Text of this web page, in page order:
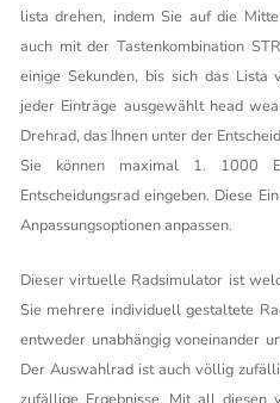
lista drehen, indem Sie auf die
auch mit der Tastenkombination
einige Sekunden, bis sich das
jeder Einträge ausgewählt head
Drehrad, das Ihnen unter der
Sie können maximal 1. 1000
Entscheidungsrad eingeben. Diese
Anpassungsoptionen anpassen.
Dieser virtuelle Radsimulator ist
Sie mehrere individuell gestaltete
entweder unabhängig voneinander
Der Auswahlrad ist auch völlig